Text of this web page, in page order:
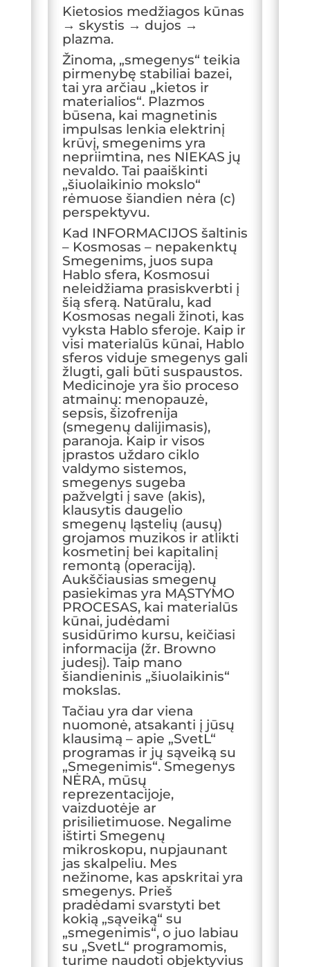
Kietosios medžiagos kūnas
→ skystis → dujos →
plazma.
Žinoma, „smegenys“ teikia
pirmenybę stabiliai bazei,
tai yra arčiau „kietos ir
materialios“. Plazmos
būsena, kai magnetinis
impulsas lenkia elektrinį
krūvį, smegenims yra
nepriimtina, nes NIEKAS jų
nevaldo. Tai paaiškinti
„šiuolaikinio mokslo“
rėmuose šiandien nėra (c)
perspektyvu.
Kad INFORMACIJOS šaltinis
– Kosmosas – nepakenktų
Smegenims, juos supa
Hablo sfera, Kosmosui
neleidžiama prasiskverbti į
šią sferą. Natūralu, kad
Kosmosas negali žinoti, kas
vyksta Hablo sferoje. Kaip ir
visi materialūs kūnai, Hablo
sferos viduje smegenys gali
žlugti, gali būti suspaustos.
Medicinoje yra šio proceso
atmainų: menopauzė,
sepsis, šizofrenija
(smegenų dalijimasis),
paranoja. Kaip ir visos
įprastos uždaro ciklo
valdymo sistemos,
smegenys sugeba
pažvelgti į save (akis),
klausytis daugelio
smegenų ląstelių (ausų)
grojamos muzikos ir atlikti
kosmetinį bei kapitalinį
remontą (operaciją).
Aukščiausias smegenų
pasiekimas yra MĄSTYMO
PROCESAS, kai materialūs
kūnai, judėdami
susidūrimo kursu, keičiasi
informacija (žr. Browno
judesį). Taip mano
šiandieninis „šiuolaikinis“
mokslas.
Tačiau yra dar viena
nuomonė, atsakanti į jūsų
klausimą – apie „SvetL“
programas ir jų sąveiką su
„Smegenimis“. Smegenys
NĖRA, mūsų
reprezentacijoje,
vaizduotėje ar
prisilietimuose. Negalime
ištirti Smegenų
mikroskopu, nupjaunant
jas skalpeliu. Mes
nežinome, kas apskritai yra
smegenys. Prieš
pradėdami svarstyti bet
kokią „sąveiką“ su
„smegenimis“, o juo labiau
su „SvetL“ programomis,
turime naudoti objektyvius